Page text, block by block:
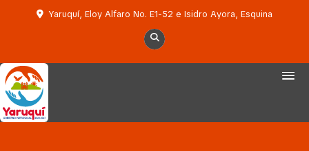
Yaruquí, Eloy Alfaro No. E1-52 e Isidro Ayora, Esquina